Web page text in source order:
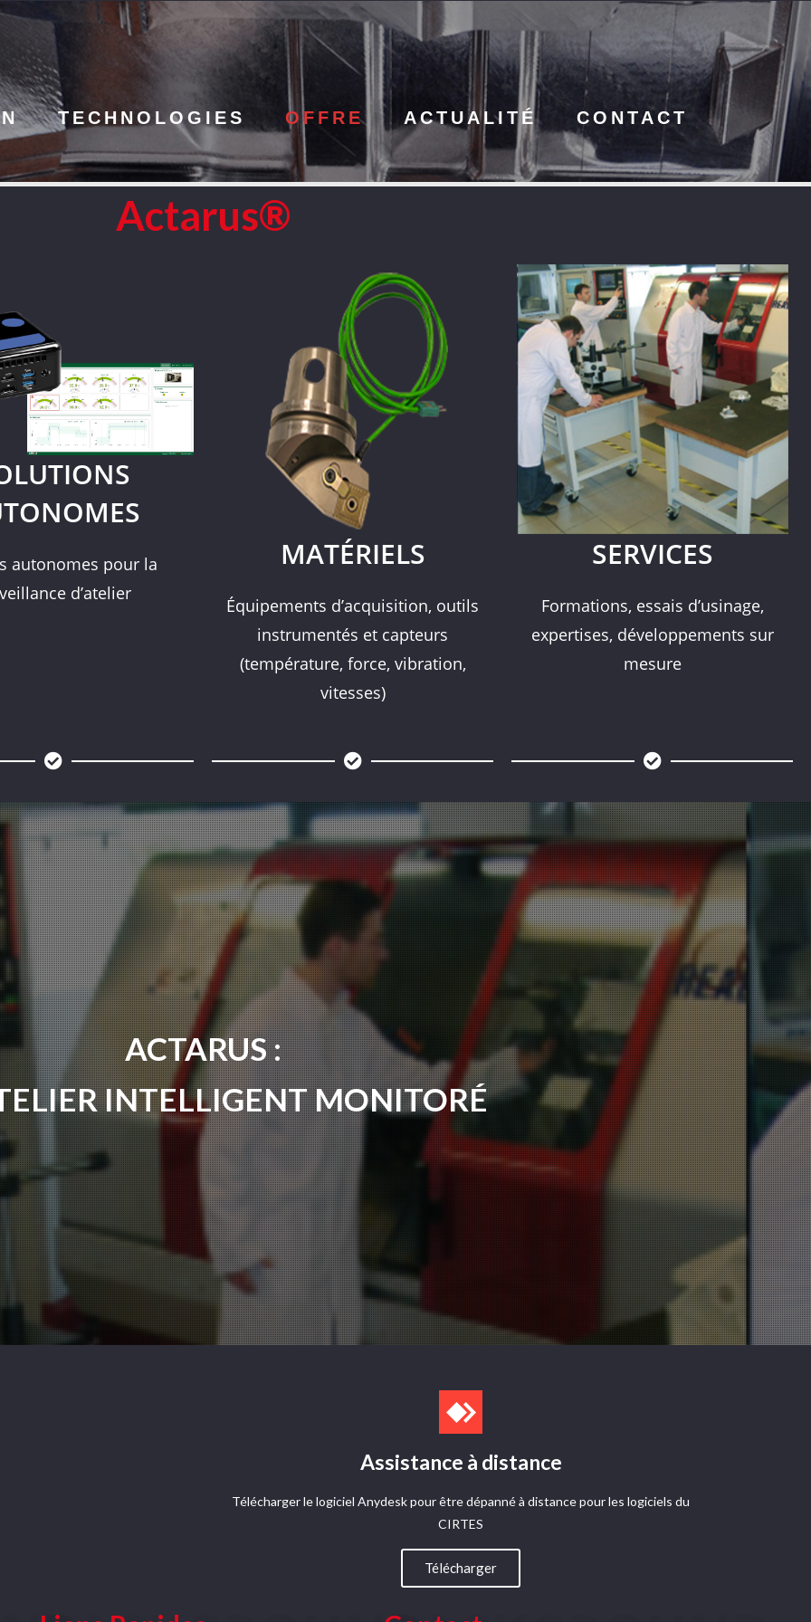
TECHNOLOGIES OFFRE ACTUALITÉ CONTACT
Actarus®
autonomes pour la
d’atelier
MATÉRIELS
Équipements d’acquisition, outils
instrumentés et capteurs
(température, force, vibration,
vitesses)
SERVICES
Formations, essais d’usinage,
expertises, développements sur
mesure
ACTARUS :
INTELLIGENT MONITORÉ
Assistance à distance
Télécharger le logiciel Anydesk pour être dépanné à distance pour les logiciels du
CIRTES​
Télécharger